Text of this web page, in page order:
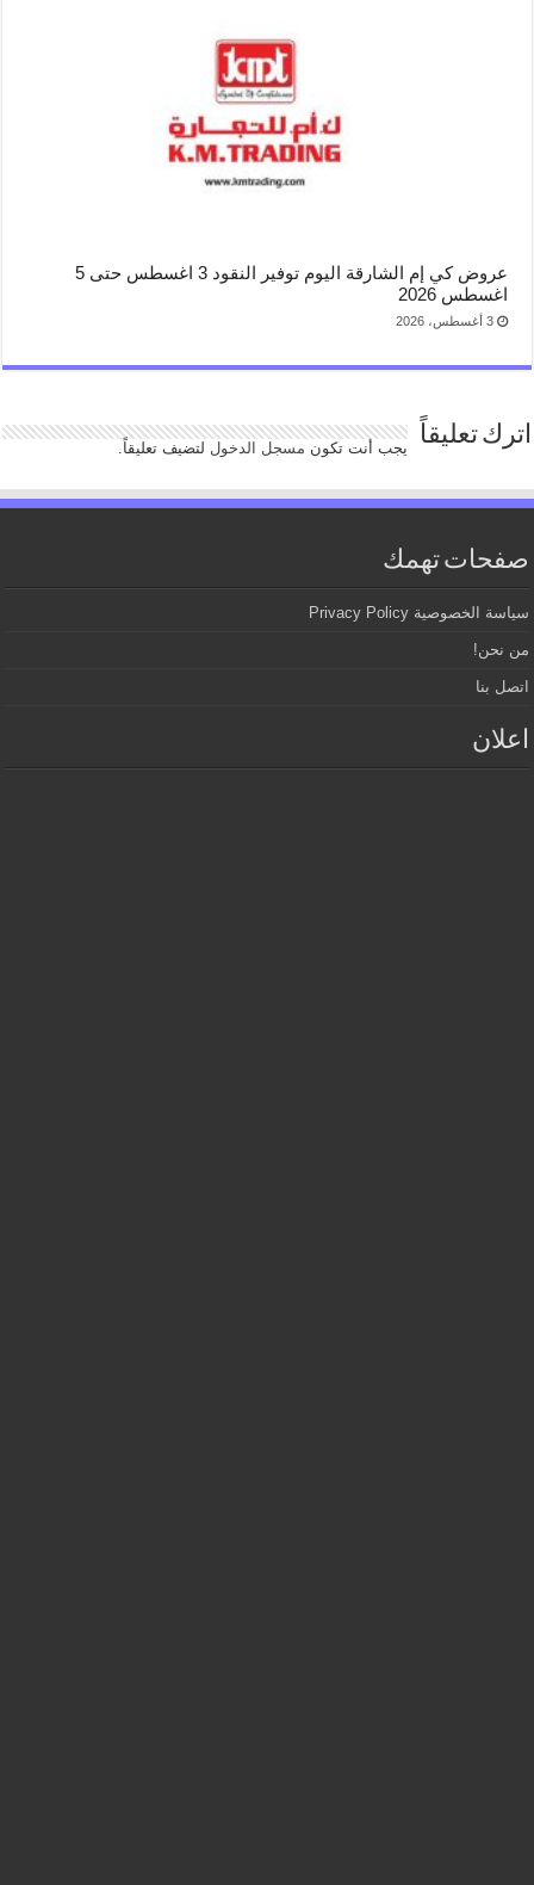
عروض كي إم الشارقة اليوم توفير النقود 3 اغسطس حتى 5
اغسطس 2026
3 أغسطس، 2026
اترك تعليقاً يجب أنت تكون مسجل الدخوللتضيف تعليقاً.
صفحات تهمك
سياسة الخصوصية Privacy Policy
من نحن!
اتصل بنا
اعلان